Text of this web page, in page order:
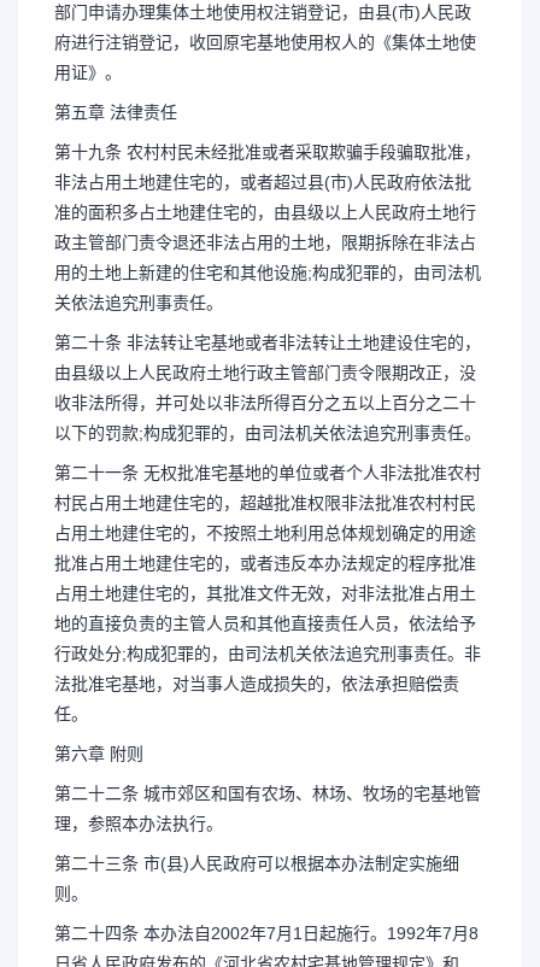
部门申请办理集体土地使用权注销登记，由县(市)人民政
府进行注销登记，收回原宅基地使用权人的《集体土地使
用证》。
第五章 法律责任
第十九条 农村村民未经批准或者采取欺骗手段骗取批准，
非法占用土地建住宅的，或者超过县(市)人民政府依法批
准的面积多占土地建住宅的，由县级以上人民政府土地行
政主管部门责令退还非法占用的土地，限期拆除在非法占
用的土地上新建的住宅和其他设施;构成犯罪的，由司法机
关依法追究刑事责任。
第二十条 非法转让宅基地或者非法转让土地建设住宅的，
由县级以上人民政府土地行政主管部门责令限期改正，没
收非法所得，并可处以非法所得百分之五以上百分之二十
以下的罚款;构成犯罪的，由司法机关依法追究刑事责任。
第二十一条 无权批准宅基地的单位或者个人非法批准农村
村民占用土地建住宅的，超越批准权限非法批准农村村民
占用土地建住宅的，不按照土地利用总体规划确定的用途
批准占用土地建住宅的，或者违反本办法规定的程序批准
占用土地建住宅的，其批准文件无效，对非法批准占用土
地的直接负责的主管人员和其他直接责任人员，依法给予
行政处分;构成犯罪的，由司法机关依法追究刑事责任。非
法批准宅基地，对当事人造成损失的，依法承担赔偿责
任。
第六章 附则
第二十二条 城市郊区和国有农场、林场、牧场的宅基地管
理，参照本办法执行。
第二十三条 市(县)人民政府可以根据本办法制定实施细
则。
第二十四条 本办法自2002年7月1日起施行。1992年7月8